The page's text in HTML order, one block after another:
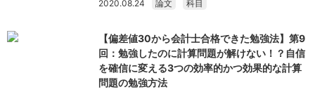
2020.08.24 論文 科目
【偏差値30から会計士合格できた勉強法】第9
回：勉強したのに計算問題が解けない！？自信
を確信に変える3つの効率的かつ効果的な計算
問題の勉強方法